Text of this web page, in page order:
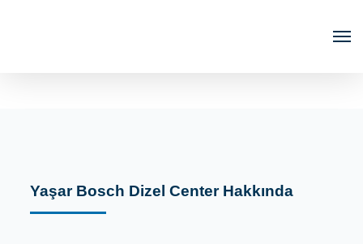
Yaşar Bosch Dizel Center Hakkında